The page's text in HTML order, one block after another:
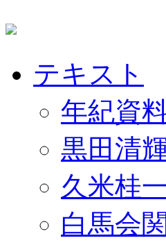
テキスト
年紀資
黒田清
久米桂
白馬会